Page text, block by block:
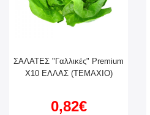
ΣΑΛΑΤΕΣ "Γαλλικές" Premium
X10 ΕΛΛΑΣ (ΤΕΜΑΧΙΟ)
0,82€